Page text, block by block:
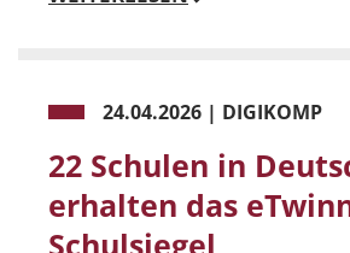
24.04.2026 | DIGIKOMP
22 Schulen in
erhalten das
Schulsiegel